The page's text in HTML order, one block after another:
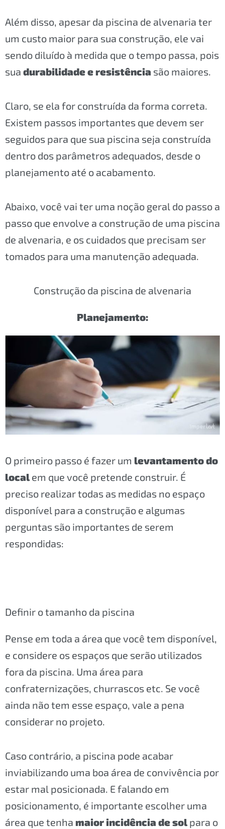
Além disso, apesar da piscina de alvenaria ter
um custo maior para sua construção, ele vai
sendo diluído à medida que o tempo passa, pois
sua durabilidade e resistência são maiores.
Claro, se ela for construída da forma correta.
Existem passos importantes que devem ser
seguidos para que sua piscina seja construída
dentro dos parâmetros adequados, desde o
planejamento até o acabamento.
Abaixo, você vai ter uma noção geral do passo a
passo que envolve a construção de uma piscina
de alvenaria, e os cuidados que precisam ser
tomados para uma manutenção adequada.
Construção da piscina de alvenaria
Planejamento:
O primeiro passo é fazer um levantamento do
local em que você pretende construir. É
preciso realizar todas as medidas no espaço
disponível para a construção e algumas
perguntas são importantes de serem
respondidas:
Definir o tamanho da piscina
Pense em toda a área que você tem disponível,
e considere os espaços que serão utilizados
fora da piscina. Uma área para
confraternizações, churrascos etc. Se você
ainda não tem esse espaço, vale a pena
considerar no projeto.
Caso contrário, a piscina pode acabar
inviabilizando uma boa área de convivência por
estar mal posicionada. E falando em
posicionamento, é importante escolher uma
área que tenha maior incidência de sol para o